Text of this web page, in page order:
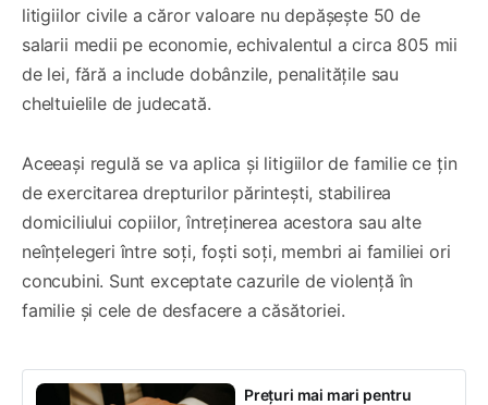
litigiilor civile a căror valoare nu depășește 50 de
salarii medii pe economie, echivalentul a circa 805 mii
de lei, fără a include dobânzile, penalitățile sau
cheltuielile de judecată.
Aceeași regulă se va aplica și litigiilor de familie ce țin
de exercitarea drepturilor părintești, stabilirea
domiciliului copiilor, întreținerea acestora sau alte
neînțelegeri între soți, foști soți, membri ai familiei ori
concubini. Sunt exceptate cazurile de violență în
familie și cele de desfacere a căsătoriei.
Prețuri mai mari pentru